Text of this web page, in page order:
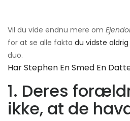
Vil du vide endnu mere om
for at se alle fakta du vidste aldrig
duo.
Har Stephen En Smed En
1. Deres
ikke, at de